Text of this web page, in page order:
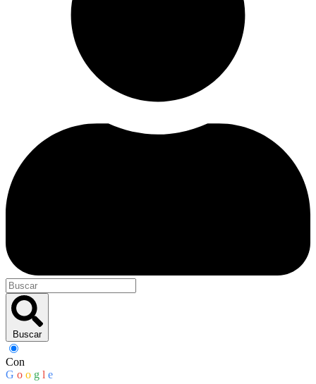
Buscar
Con
G o o g l e